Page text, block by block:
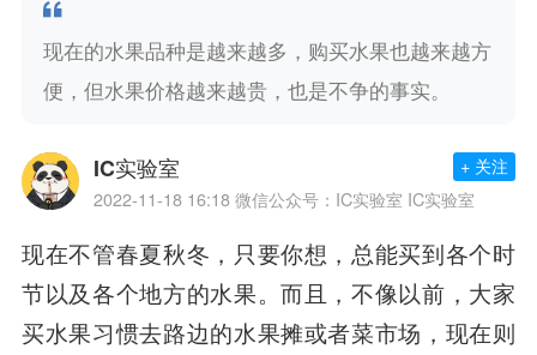
现在的水果品种是越来越多，购买水果也越来越方
便，但水果价格越来越贵，也是不争的事实。
IC实验室
2022-11-18 16:18 微信公众号：IC实验室 IC实验室
+ 关注
现在不管春夏秋冬，只要你想，总能买到各个时
节以及各个地方的水果。而且，不像以前，大家
买水果习惯去路边的水果摊或者菜市场， 现在则